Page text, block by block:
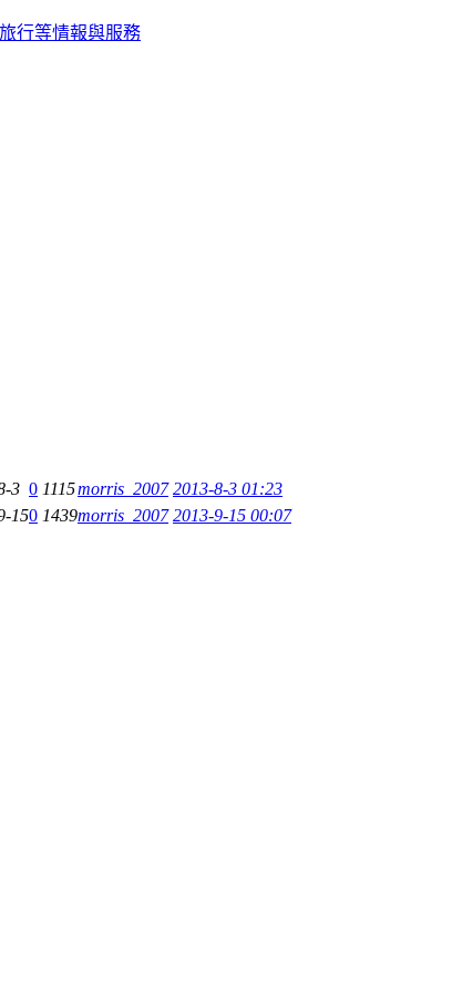
行等情報與服務
3 0 1115morris_2007 2013-8-3 01:23
150 1439morris_2007 2013-9-15 00:07